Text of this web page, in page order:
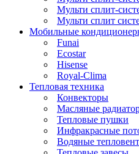
Мульти сплит-
Мульти сплит
Мобильные
Funai
Ecostar
Hisense
Royal-Clima
Тепловая техника
Конвекторы
Масляные
Тепловые пушки
Инфракрасные
Водяные